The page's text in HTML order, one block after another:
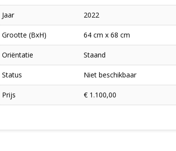
Jaar 2022
Grootte (BxH) 64 cm x 68 cm
Oriëntatie Staand
Status Niet beschikbaar
Prijs € 1.100,00
×